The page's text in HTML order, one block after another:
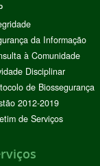
da Informação
à Comunidade
Disciplinar
de Biossegurança
2012-2019
de Serviços